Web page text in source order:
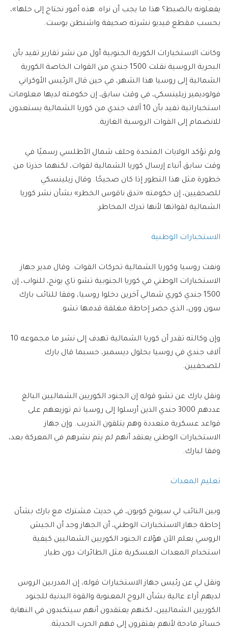
يفعلونه بالضبط؟ هذا ما يجب أن نراه. هذه أمور نحتاج إلى حلها»،
بحسب مقطع فيديو نشرته صحيفة واشنطن بوست.
وكانت الاستخبارات الكورية الجنوبية أول من نشر تقارير تفيد بأن
البحرية الروسية نقلت 1500 جندي من القوات الخاصة الكورية
الشمالية إلى روسيا هذا الشهر، في حين قال الرئيس الأوكراني
فولوديمير زيلينسكي، في وقت سابق، إن حكومته لديها معلومات
استخباراتية تفيد بأن 10 آلاف جندي من كوريا الشمالية يستعدون
للانضمام إلى القوات الروسية الغازية.
ولم تؤكد الولايات المتحدة وحلف شمال الأطلسي رسميًا في
وقت سابق أنباء إرسال كوريا الشمالية لقوات، لكنهما حذرتا من
خطورة مثل هذا التطور إذا كان صحيحًا. وقال زيلينسكي
للصحفيين، إن حكومته «تدق ناقوس الخطر» بشأن نشر كوريا
الشمالية لقواتها لأنها تدرك المخاطر.
الاستخبارات الوطنية
ونفت روسيا وكوريا الشمالية تحركات القوات. وقال مدير جهاز
الاستخبارات الوطني في كوريا الجنوبية تشو تاي يونج، للنواب، إن
1500 جندي كوري شمالي آخرين دخلوا روسيا، وفقا للنائب بارك
سون وون، الذي حضر إحاطة مغلقة قدمها تشو.
وإن وكالته تقدر أن كوريا الشمالية تهدف إلى نشر ما مجموعه 10
آلاف جندي في روسيا بحلول ديسمبر، حسبما قال بارك
للصحفيين.
ونقل بارك عن تشو قوله إن الجنود الكوريين الشماليين البالغ
عددهم 3000 جندي الذين أرسلوا إلى روسيا تم توزيعهم على
قواعد عسكرية متعددة وهم يتلقون التدريب. وإن جهاز
الاستخبارات الوطني يعتقد أنهم لم يتم نشرهم في المعركة بعد،
وفقا لبارك.
تعليم المعدات
وبين النائب لي سيونج كويون، في حديث مشترك مع بارك بشأن
إحاطة جهاز الاستخبارات الوطني، أن الجهاز وجد أن الجيش
الروسي يعلم الآن هؤلاء الجنود الكوريين الشماليين كيفية
استخدام المعدات العسكرية مثل الطائرات دون طيار.
ونقل لي عن رئيس جهاز الاستخبارات قوله، إن المدربين الروس
لديهم آراء عالية بشأن الروح المعنوية والقوة البدنية للجنود
الكوريين الشماليين، لكنهم يعتقدون أنهم سيتكبدون في النهاية
خسائر فادحة لأنهم يفتقرون إلى فهم الحرب الحديثة.